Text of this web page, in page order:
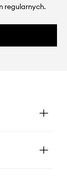
regularnych.